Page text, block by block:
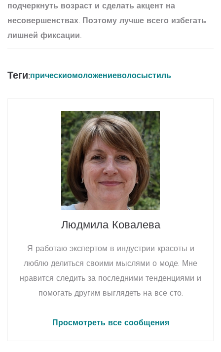
подчеркнуть возраст и сделать акцент на
несовершенствах. Поэтому лучше всего избегать
лишней фиксации.
Теги:прическиомоложениеволосыстиль
Людмила Ковалева
Я работаю экспертом в индустрии красоты и
люблю делиться своими мыслями о моде. Мне
нравится следить за последними тенденциями и
помогать другим выглядеть на все сто.
Просмотреть все сообщения